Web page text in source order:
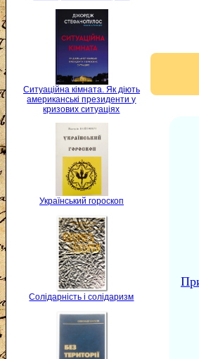
Ситуаційна кімната. Як діють
американські президенти у
кризових ситуаціях
Український гороскоп
Солідарність і солідаризм